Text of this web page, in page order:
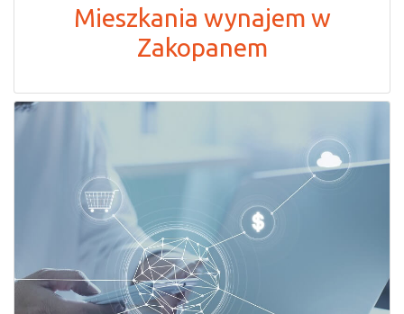
Mieszkania wynajem w
Zakopanem